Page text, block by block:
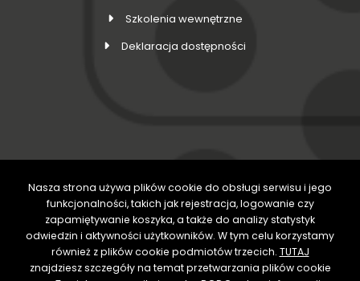
Szkolenia wewnętrzne
Deklaracja dostępności
DOŁĄCZ DO NAS
Nasza strona używa plików cookie do obsługi serwisu i jego
funkcjonalności, takich jak rejestracja, logowanie czy
zapamiętywanie koszyka, a także do analizy statystyk
odwiedzin i aktywności użytkowników. W tym celu korzystamy
również z plików cookie podmiotów trzecich. TUTAJ
znajdziesz szczegóły na temat przetwarzania plików cookie